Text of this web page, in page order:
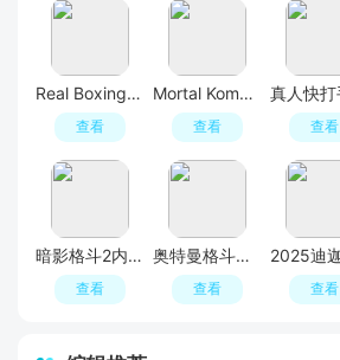
Real Boxing 2真实拳击2国际服官方最新版
查看
Mortal Kombat真人快打内置菜单修改版
查看 查看
暗影格斗2内置菜单版MOD
查看
奥特曼格斗进化重生安装器(奥特曼格斗进化重生手机版完美存档版)
查看 查看